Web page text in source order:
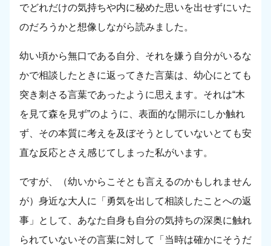
でどれだけの気持ちや内に秘めた思いを出せずにいた
のだろうかと想像しながら読みました。
幼い頃から無口である自分、それを嫌う自分がいるな
かで相談したときに返ってきた言葉は、幼心にとても
突き刺さる言葉であったように思えます。それは“木
を見て森を見ず”のように、表面的な開示にしか触れ
ず、その本質に考えを及ぼそうとしていないとても安
直な反応とさえ感じてしまった私がいます。
ですが、（幼いからこそとも言えるのかもしれません
が）身近な大人に「勇気を出して相談したことへの返
事」として、あなた自身も自分の気持ちの深奥に触れ
られていないその言葉に対して「当時は確かにそうだ